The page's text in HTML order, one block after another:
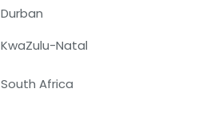
Durban
KwaZulu-Natal
South Africa